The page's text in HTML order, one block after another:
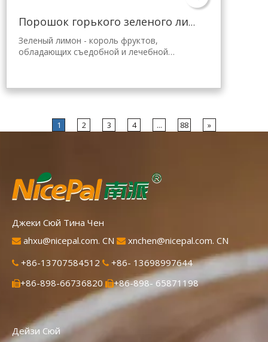
Порошок горького зеленого лимона для похудения
Зеленый лимон - король фруктов,
обладающих съедобной и лечебной
Хайнань, полученного с помощью самой
передовой в мире технологии
которая хорошо сохраняет
питательность и аромат свежего лимона.
1 2 3 4 ... 88 »
Джеки Сюй Тина Чен
 ahxu@nicepal.com. CN  xnchen@nicepal.com. CN
 +86-13707584512  +86- 13698997644
+86-898-66736820 +86-898- 65871198
Дейзи Сюй